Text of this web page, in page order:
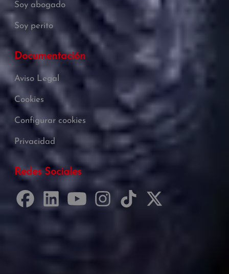
Soy abogado
Soy perito
Documentación
Aviso Legal
Cookies
Configurar cookies
Privacidad
Redes Sociales